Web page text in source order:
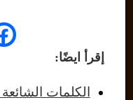
إقرأ ايضًا:
الكلمات